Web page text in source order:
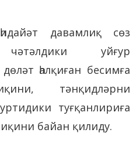
давамлиқ сөз
уйғур
һалқиған бесимға
тәнқидләрни
туғқанлириға
байан қилиду.